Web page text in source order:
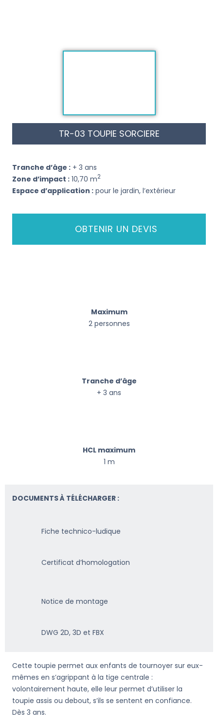
TR-03 TOUPIE SORCIERE
Tranche d’âge : + 3 ans
Zone d’impact : 10,70 m2
Espace d’application : pour le jardin, l’extérieur
OBTENIR UN DEVIS
Maximum
2 personnes
Tranche d’âge
+ 3 ans
HCL maximum
1 m
DOCUMENTS À TÉLÉCHARGER :
Fiche technico-ludique
Certificat d’homologation
Notice de montage
DWG 2D, 3D et FBX
Cette toupie permet aux enfants de tournoyer sur eux-
mêmes en s’agrippant à la tige centrale :
volontairement haute, elle leur permet d’utiliser la
toupie assis ou debout, s’ils se sentent en confiance.
Dès 3 ans.